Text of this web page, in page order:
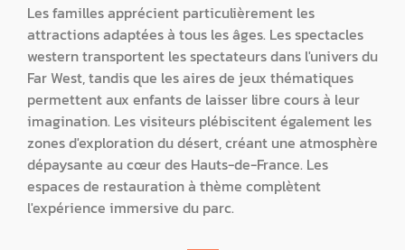
Les familles apprécient particulièrement les
attractions adaptées à tous les âges. Les spectacles
western transportent les spectateurs dans l'univers du
Far West, tandis que les aires de jeux thématiques
permettent aux enfants de laisser libre cours à leur
imagination. Les visiteurs plébiscitent également les
zones d'exploration du désert, créant une atmosphère
dépaysante au cœur des Hauts-de-France. Les
espaces de restauration à thème complètent
l'expérience immersive du parc.